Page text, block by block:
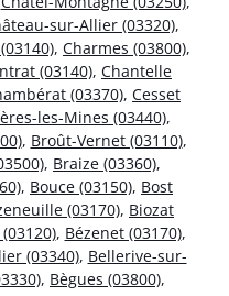
sur-Allier (03320),
, Charmes (03800),
(03140), Chantelle
(03370), Cesset
les-Mines (03440),
, Broût-Vernet (03110),
, Braize (03360),
, Bouce (03150), Bost
(03170), Biozat
, Bézenet (03170),
(03340), Bellerive-sur-
, Bègues (03800),